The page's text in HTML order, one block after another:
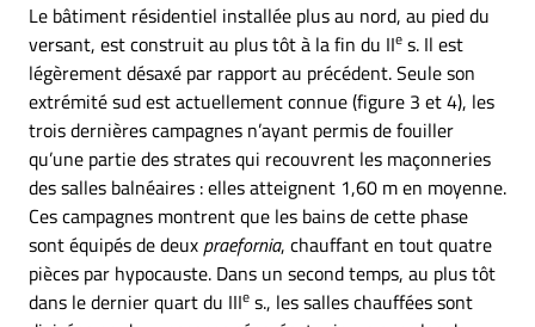
Le bâtiment résidentiel installée plus au nord, au pied du
versant, est construit au plus tôt à la fin du IIe s. Il est
légèrement désaxé par rapport au précédent. Seule son
extrémité sud est actuellement connue (figure 3 et 4), les
trois dernières campagnes n’ayant permis de fouiller
qu’une partie des strates qui recouvrent les maçonneries
des salles balnéaires : elles atteignent 1,60 m en moyenne.
Ces campagnes montrent que les bains de cette phase
sont équipés de deux praefornia, chauffant en tout quatre
pièces par hypocauste. Dans un second temps, au plus tôt
dans le dernier quart du IIIe s., les salles chauffées sont